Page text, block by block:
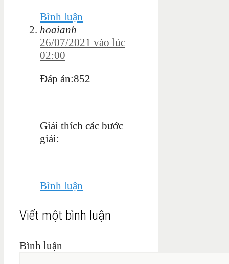
Bình luận
hoaianh
26/07/2021 vào lúc
02:00
Đáp án:852
Giải thích các bước
giải:
Bình luận
Viết một bình luận
Bình luận